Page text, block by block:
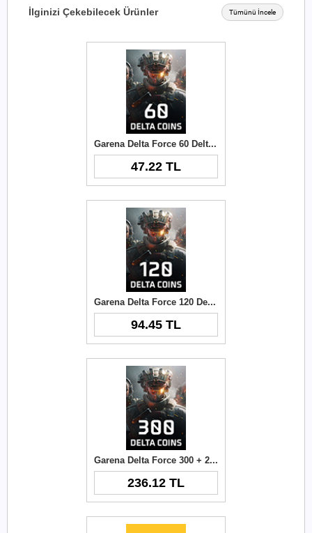
İlginizi Çekebilecek Ürünler Tümünü İncele
Garena Delta Force 60 Delta Coins TR
47.22 TL
Garena Delta Force 120 Delta Coins TR
94.45 TL
Garena Delta Force 300 + 21 Delta Coins TR
236.12 TL